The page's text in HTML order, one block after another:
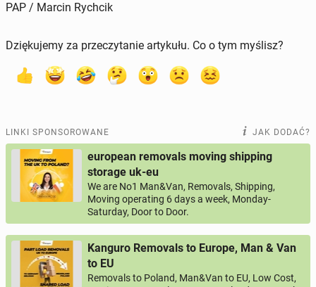
PAP / Marcin Rychcik
Dziękujemy za przeczytanie artykułu. Co o tym myślisz?
LINKI SPONSOROWANE JAK DODAĆ?
european removals moving shipping
storage uk-eu
We are No1 Man&Van, Removals, Shipping,
Moving operating 6 days a week, Monday-
Saturday, Door to Door.
Kanguro Removals to Europe, Man & Van
to EU
Removals to Poland, Man&Van to EU, Low Cost,